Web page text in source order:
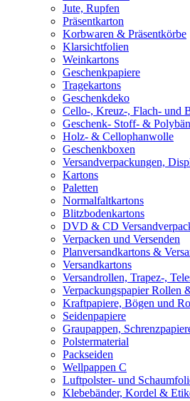
Jute, Rupfen
Präsentkarton
Korbwaren & Präsentkörbe
Klarsichtfolien
Weinkartons
Geschenkpapiere
Tragekartons
Geschenkdeko
Cello-, Kreuz-, Flach- und
Geschenk- Stoff- &
Holz- & Cellophanwolle
Geschenkboxen
Versandverpackungen,
Kartons
Paletten
Normalfaltkartons
Blitzbodenkartons
DVD & CD
Verpacken und Versenden
Planversandkartons &
Versandkartons
Versandrollen, Trapez-,
Verpackungspapier Rollen
Kraftpapiere, Bögen und
Seidenpapiere
Graupappen,
Polstermaterial
Packseiden
Wellpappen C
Luftpolster- und
Klebebänder, Kordel &